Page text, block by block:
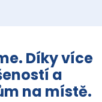
Díky více
a
na místě.